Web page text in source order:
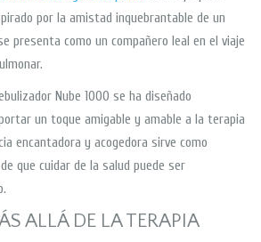
por la amistad inquebrantable de un
presenta como un compañero leal en el viaje
Nube 1000 se ha diseñado
un toque amigable y amable a la terapia
encantadora y acogedora sirve como
que cuidar de la salud puede ser
ALLÁ DE LA TERAPIA